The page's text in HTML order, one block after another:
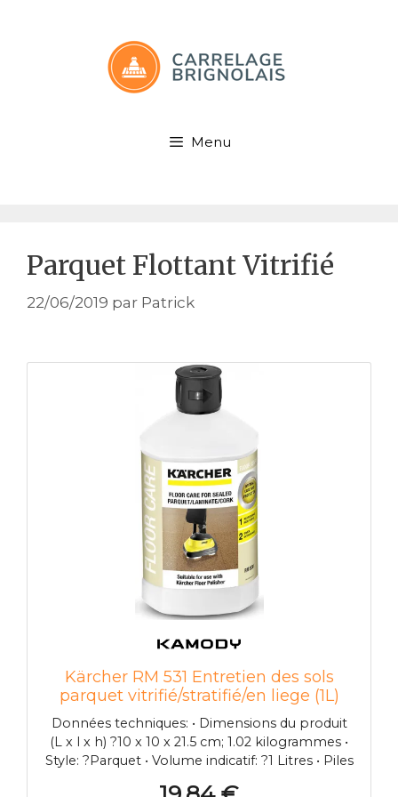
Menu
Parquet Flottant Vitrifié
22/06/2019 par Patrick
Kärcher RM 531 Entretien des sols
parquet vitrifié/stratifié/en liege (1L)
6.295-777.0
Données techniques: • Dimensions du produit
(L x l x h) ?10 x 10 x 21.5 cm; 1.02 kilogrammes •
Style: ?Parquet • Volume indicatif: ?1 Litres • Piles